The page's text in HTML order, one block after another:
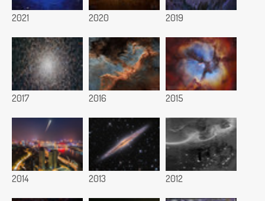
2021 2020 2019
2017 2016 2015
2014 2013 2012